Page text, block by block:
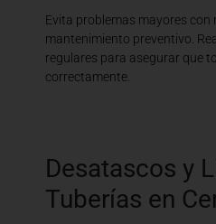
Evita problemas mayores con
mantenimiento preventivo.
regulares para asegurar que
correctamente.
Desatascos y
Tuberías en